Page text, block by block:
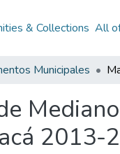
& Collections All
Municipales
2013-